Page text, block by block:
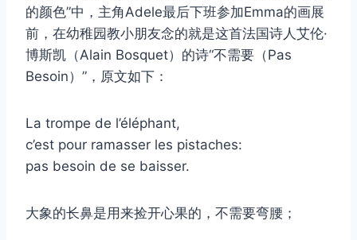
的颜色”中，主角Adele最后下班参加Emma的画展
前，在幼稚园教小朋友念的就是这首法国诗人艾伦·
博斯凯（Alain Bosquet）的诗“不需要（Pas
Besoin）”，原文如下：
La trompe de l’éléphant,
c’est pour ramasser les pistaches:
pas besoin de se baisser.
大象的长鼻是用来捡开心果的，不需要弯腰；